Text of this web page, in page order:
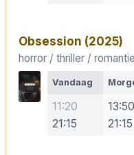
Obsession (2025)
horror / thriller /
Vandaag
11:20
21:15
13:50
21:15